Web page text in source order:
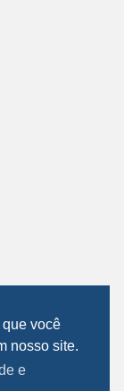
você
nosso site.
e